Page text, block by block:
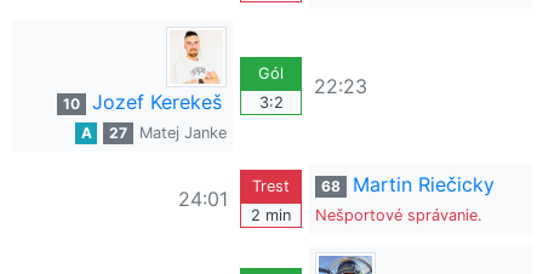
10 Jozef Kerekeš
A 27 Matej Janke
Gól
3:2
22:23
24:01
Trest
2 min
68 Martin Riečicky
Nešportové správanie.